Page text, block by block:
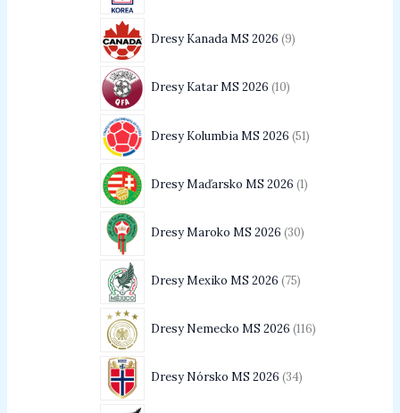
Dresy Kanada MS 2026 9
Dresy Katar MS 2026 10
Dresy Kolumbia MS 2026 51
Dresy Maďarsko MS 2026 1
Dresy Maroko MS 2026 30
Dresy Mexiko MS 2026 75
Dresy Nemecko MS 2026 116
Dresy Nórsko MS 2026 34